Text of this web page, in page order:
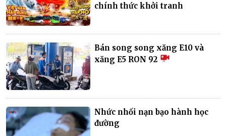
chính thức khởi tranh
Bán song song xăng E10 và
xăng E5 RON 92
Nhức nhối nạn bạo hành học
đường